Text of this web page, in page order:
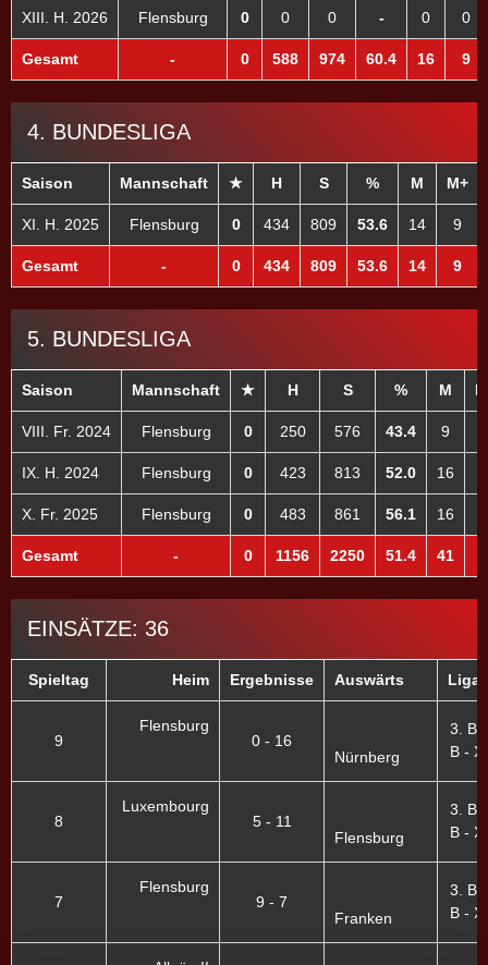
XIII. H. 2026 Flensburg 0 0 0 - 0 0
Gesamt - 0 588 974 60.4 16 9
4. BUNDESLIGA
Saison Mannschaft ★ H S % M M+
XI. H. 2025 Flensburg 0 434 809 53.6 14 9
Gesamt - 0 434 809 53.6 14 9
5. BUNDESLIGA
Saison Mannschaft ★ H S % M
VIII. Fr. 2024 Flensburg 0 250 576 43.4 9
IX. H. 2024 Flensburg 0 423 813 52.0 16
X. Fr. 2025 Flensburg 0 483 861 56.1 16
Gesamt - 0 1156 2250 51.4 41
EINSÄTZE: 36
Spieltag Heim Ergebnisse Auswärts Liga
9
Flensburg
0 - 16
Nürnberg
3.
B -
8
Luxembourg
5 - 11
Flensburg
3.
B -
7
Flensburg
9 - 7
Franken
3.
B -